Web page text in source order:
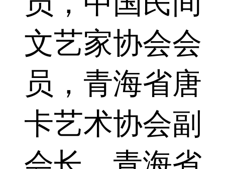
文艺家协会会
员，青海省唐
卡艺术协会副